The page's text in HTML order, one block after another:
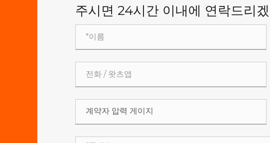
주시면 24시간 이내에 연락드리